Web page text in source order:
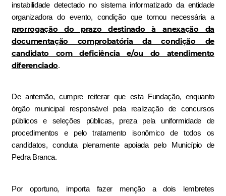
instabilidade detectado no sistema informatizado da entidade
organizadora do evento, condição que tornou necessária a
prorrogação do prazo destinado à anexação da
documentação comprobatória da condição de
candidato com deficiência e/ou do atendimento
diferenciado.
De antemão, cumpre reiterar que esta Fundação, enquanto
órgão municipal responsável pela realização de concursos
públicos e seleções públicas, preza pela uniformidade de
procedimentos e pelo tratamento isonômico de todos os
candidatos, conduta plenamente apoiada pelo Município de
Pedra Branca.
Por oportuno, importa fazer menção a dois lembretes